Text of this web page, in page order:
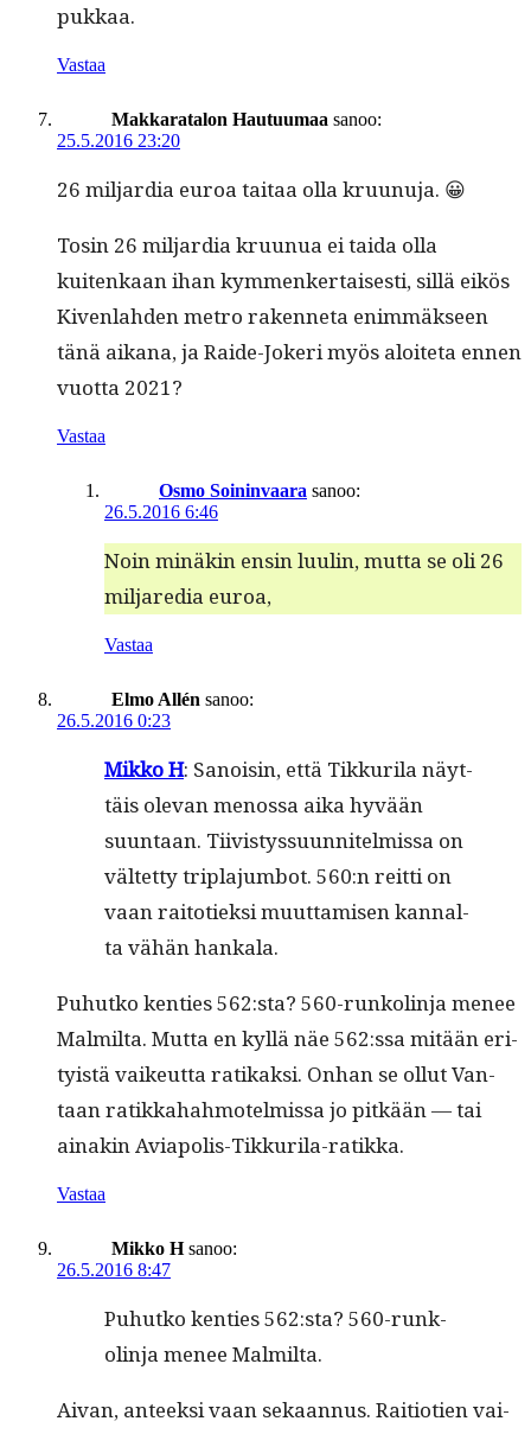
pukkaa.
Vastaa
Makkaratalon Hautuumaa sanoo:
25.5.2016 23:20
26 mil­jar­dia euroa taitaa olla kruunuja. 😀
Tosin 26 mil­jar­dia kru­unua ei tai­da olla
kuitenkaan ihan kym­menker­tais­es­ti, sil­lä eikös
Kiven­lah­den metro raken­neta enim­mäk­seen
tänä aikana, ja Raide-Jok­eri myös aloite­ta ennen
vuot­ta 2021?
Vastaa
Osmo Soininvaara sanoo:
26.5.2016 6:46
Noin minäkin ensin luulin, mut­ta se oli 26
mil­jare­dia euroa,
Vastaa
Elmo Allén sanoo:
26.5.2016 0:23
Mikko H: Sanois­in, että Tikkuri­la näyt­
täis ole­van menos­sa aika hyvään
suun­taan. Tiivistys­su­un­nitelmis­sa on
väl­tet­ty tripla­jum­bot. 560:n reit­ti on
vaan raitotiek­si muut­tamisen kannal­
ta vähän hankala.
Puhutko ken­ties 562:sta? 560-runk­olin­ja menee
Malmil­ta. Mut­ta en kyl­lä näe 562:ssa mitään eri­
ty­istä vaikeut­ta ratikak­si. Onhan se ollut Van­
taan ratikka­hah­motelmis­sa jo pitkään — tai
ainakin Aviapolis-Tikkurila-ratikka.
Vastaa
Mikko H sanoo:
26.5.2016 8:47
Puhutko ken­ties 562:sta? 560-runk­
olin­ja menee Malmilta.
Aivan, anteek­si vaan sekaan­nus. Raiti­o­tien vai­